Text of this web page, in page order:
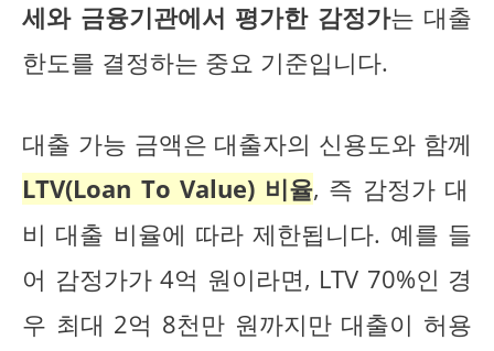
세와 금융기관에서 평가한 감정가는 대출
한도를 결정하는 중요 기준입니다.
대출 가능 금액은 대출자의 신용도와 함께
LTV(Loan To Value) 비율, 즉 감정가 대
비 대출 비율에 따라 제한됩니다. 예를 들
어 감정가가 4억 원이라면, LTV 70%인 경
우 최대 2억 8천만 원까지만 대출이 허용